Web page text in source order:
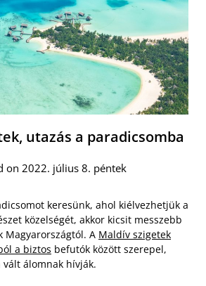
utazás a paradicsomba
on 2022. július 8. péntek
keresünk, ahol kiélvezhetjük a
közelségét, akkor kicsit messzebb
Magyarországtól. A Maldív szigetek
a biztos befutók között szerepel,
vált álomnak hívják.